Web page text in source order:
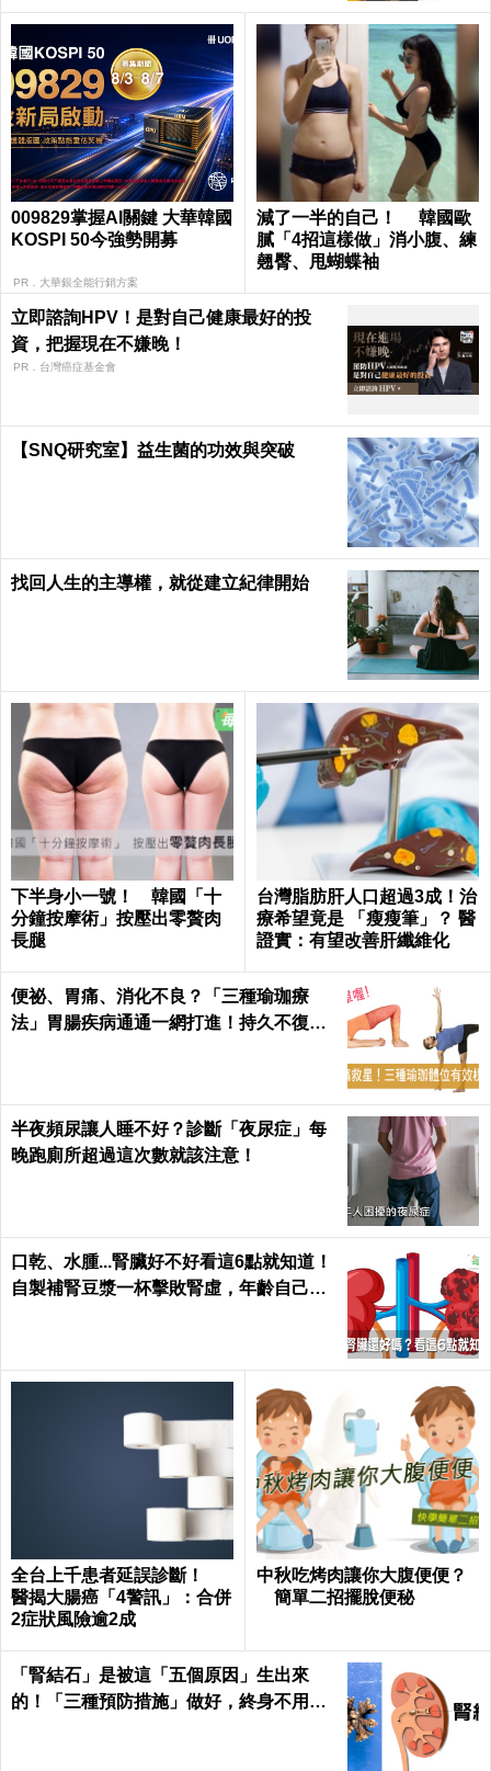
009829掌握AI關鍵 大華韓國
KOSPI 50今強勢開募
PR．大華銀全能行銷方案
減了一半的自己！ 韓國歐
膩「4招這樣做」消小腹、練
翹臀、甩蝴蝶袖
立即諮詢HPV！是對自己健康最好的投
資，把握現在不嫌晚！
PR．台灣癌症基金會
【SNQ研究室】益生菌的功效與突破
找回人生的主導權，就從建立紀律開始
下半身小一號！ 韓國「十
分鐘按摩術」按壓出零贅肉
長腿
台灣脂肪肝人口超過3成！治
療希望竟是 「瘦瘦筆」？ 醫
證實：有望改善肝纖維化
便祕、胃痛、消化不良？「三種瑜珈療
法」胃腸疾病通通一網打進！持久不復
半夜頻尿讓人睡不好？診斷「夜尿症」每
晚跑廁所超過這次數就該注意！
口乾、水腫...腎臟好不好看這6點就知道！
自製補腎豆漿一杯擊敗腎虛，年齡自己決
全台上千患者延誤診斷！
醫揭大腸癌「4警訊」：合併
2症狀風險逾2成
中秋吃烤肉讓你大腹便便？
簡單二招擺脫便秘
「腎結石」是被這「五個原因」生出來
的！「三種預防措施」做好，終身不用